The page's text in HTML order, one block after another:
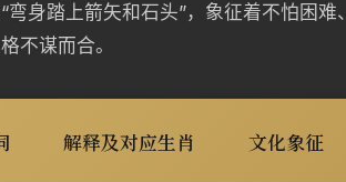
弯身踏上箭矢和石头”，象征着不怕困
不谋而合。
解释及对应生肖 文化象征